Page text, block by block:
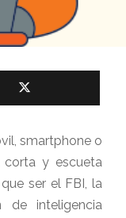
smartphone o
corta y escueta
ser el FBI, la
inteligencia